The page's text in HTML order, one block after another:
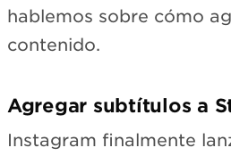
hablemos sobre cómo
contenido.
Agregar subtítulos a
Instagram finalmente